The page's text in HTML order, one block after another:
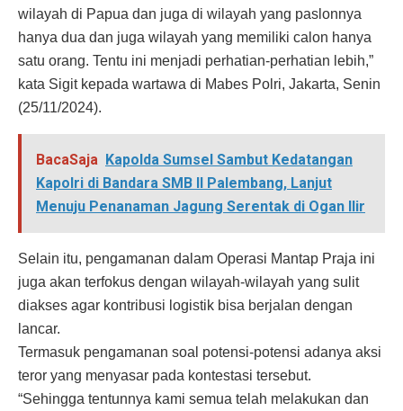
wilayah di Papua dan juga di wilayah yang paslonnya
hanya dua dan juga wilayah yang memiliki calon hanya
satu orang. Tentu ini menjadi perhatian-perhatian lebih,”
kata Sigit kepada wartawa di Mabes Polri, Jakarta, Senin
(25/11/2024).
BacaSaja Kapolda Sumsel Sambut Kedatangan
Kapolri di Bandara SMB II Palembang, Lanjut
Menuju Penanaman Jagung Serentak di Ogan Ilir
Selain itu, pengamanan dalam Operasi Mantap Praja ini
juga akan terfokus dengan wilayah-wilayah yang sulit
diakses agar kontribusi logistik bisa berjalan dengan
lancar.
Termasuk pengamanan soal potensi-potensi adanya aksi
teror yang menyasar pada kontestasi tersebut.
“Sehingga tentunnya kami semua telah melakukan dan